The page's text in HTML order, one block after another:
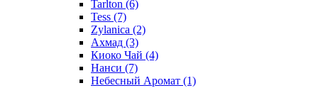
Tarlton (6)
Tess (7)
Zylanica (2)
Ахмад (3)
Киоко Чай (4)
Нанси (7)
Небесный Аромат (1)